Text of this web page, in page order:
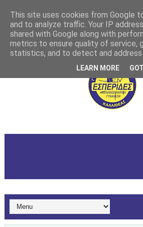
This site uses cookies from Google
and to analyze traffic. Your IP
shared with Google along with
metrics to ensure quality of service,
statistics, and to detect and address
LEARN MORE